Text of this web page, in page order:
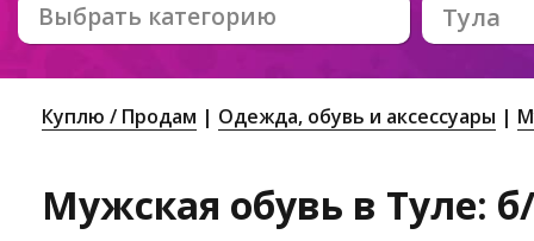
Выбрать категорию Тула
Куплю / Продам Одежда, обувь и аксессуары
Мужская обувь в Туле: